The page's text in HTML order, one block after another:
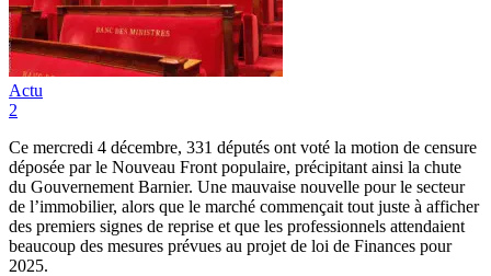
Actu
2
Ce mercredi 4 décembre, 331 députés ont voté la motion de censure
déposée par le Nouveau Front populaire, précipitant ainsi la chute
du Gouvernement Barnier. Une mauvaise nouvelle pour le secteur
de l’immobilier, alors que le marché commençait tout juste à afficher
des premiers signes de reprise et que les professionnels attendaient
beaucoup des mesures prévues au projet de loi de Finances pour
2025.